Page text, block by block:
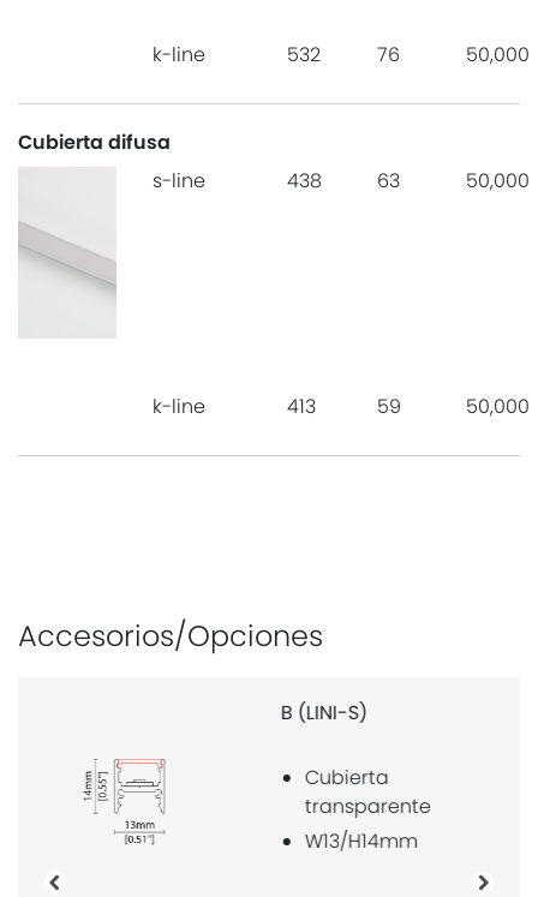
k-line 532 76 50,000
Cubierta difusa
s-line
438 63 50,000
k-line 413 59 50,000
Accesorios/Opciones
C (LINI-S)
Cobertura
difusa
Policarbonato
Anterior